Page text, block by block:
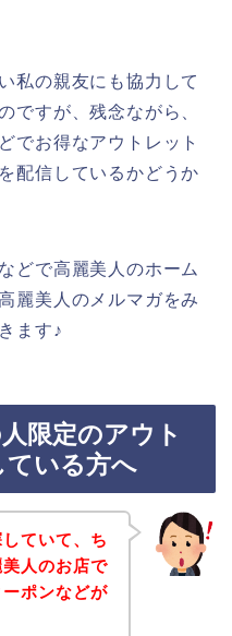
私の親友にも協力して
ですが、残念ながら、
でお得なアウトレット
配信しているかどうか
どで高麗美人のホーム
麗美人のメルマガをみ
ます♪
限定のアウト
ている方へ
ていて、ち
人のお店で
ポンなどが